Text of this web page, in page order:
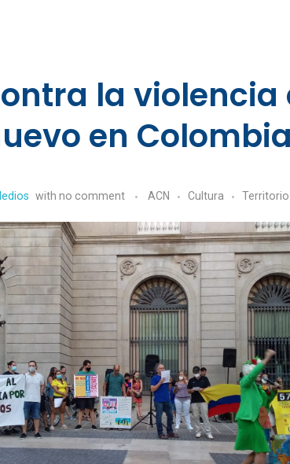
la violencia
en Colombia
with no comment ACN Cultura Territorio